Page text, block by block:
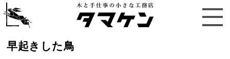
早起きした鳥